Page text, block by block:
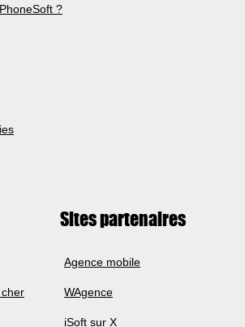
?
Sites partenaires
Agence mobile
WAgence
iSoft sur X